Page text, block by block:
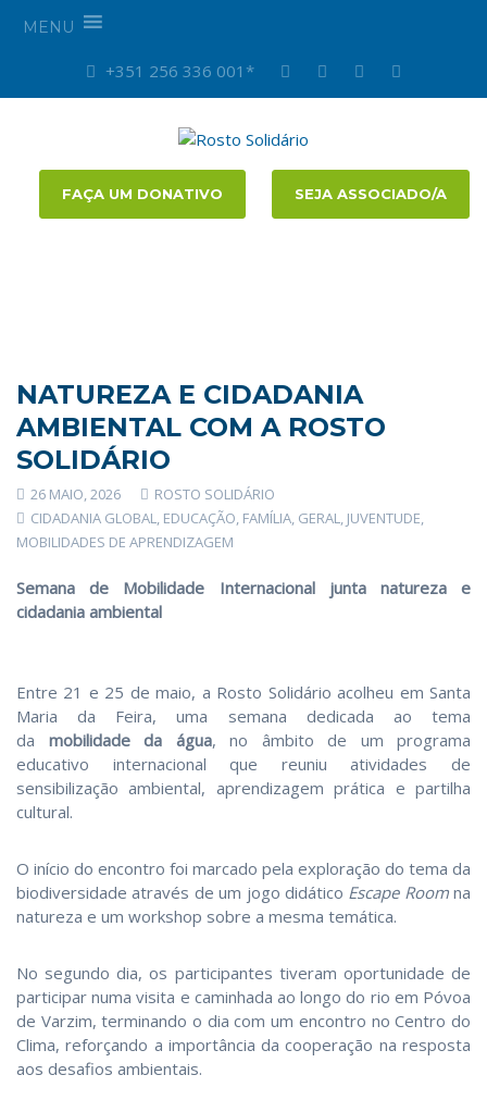
MENU
+351 256 336 001*
FAÇA UM DONATIVO SEJA ASSOCIADO/A
NATUREZA E CIDADANIA
AMBIENTAL COM A ROSTO
SOLIDÁRIO
26 MAIO, 2026
ROSTO SOLIDÁRIO
CIDADANIA GLOBAL, EDUCAÇÃO, FAMÍLIA, GERAL, JUVENTUDE,
MOBILIDADES DE APRENDIZAGEM
Semana de Mobilidade Internacional junta natureza e
cidadania ambiental
Entre 21 e 25 de maio, a Rosto Solidário acolheu em Santa
Maria da Feira, uma semana dedicada ao tema
da mobilidade da água, no âmbito de um programa
educativo internacional que reuniu atividades de
sensibilização ambiental, aprendizagem prática e partilha
cultural.
O início do encontro foi marcado pela exploração do tema da
biodiversidade através de um jogo didático Escape Roomna
natureza e um workshop sobre a mesma temática.
No segundo dia, os participantes tiveram oportunidade de
participar numa visita e caminhada ao longo do rio em Póvoa
de Varzim, terminando o dia com um encontro no Centro do
Clima, reforçando a importância da cooperação na resposta
aos desafios ambientais.